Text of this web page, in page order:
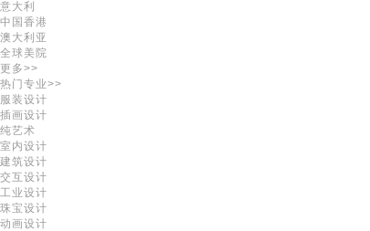
意大利
中国香港
澳大利亚
全球美院
更多>>
热门专业>>
服装设计
插画设计
纯艺术
室内设计
建筑设计
交互设计
工业设计
珠宝设计
动画设计